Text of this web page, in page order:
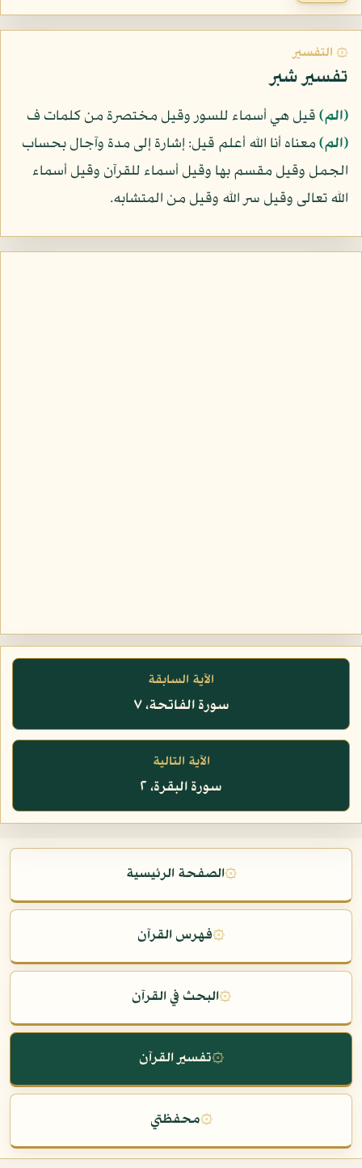
۞ التفسير
تفسير شبر
﴿الم﴾قيل هي أسماء للسور وقيل مختصرة من كلمات ف
﴿الم﴾معناه أنا الله أعلم قيل: إشارة إلى مدة وآجال بحساب
الجمل وقيل مقسم بها وقيل أسماء للقرآن وقيل أسماء
الله تعالى وقيل سر الله وقيل من المتشابه.
الآية السابقة
سورة الفاتحة، ٧
الآية التالية
سورة البقرة، ٢
۞الصفحة الرئيسية
۞فهرس القرآن
۞البحث في القرآن
۞تفسير القرآن
۞محفظتي